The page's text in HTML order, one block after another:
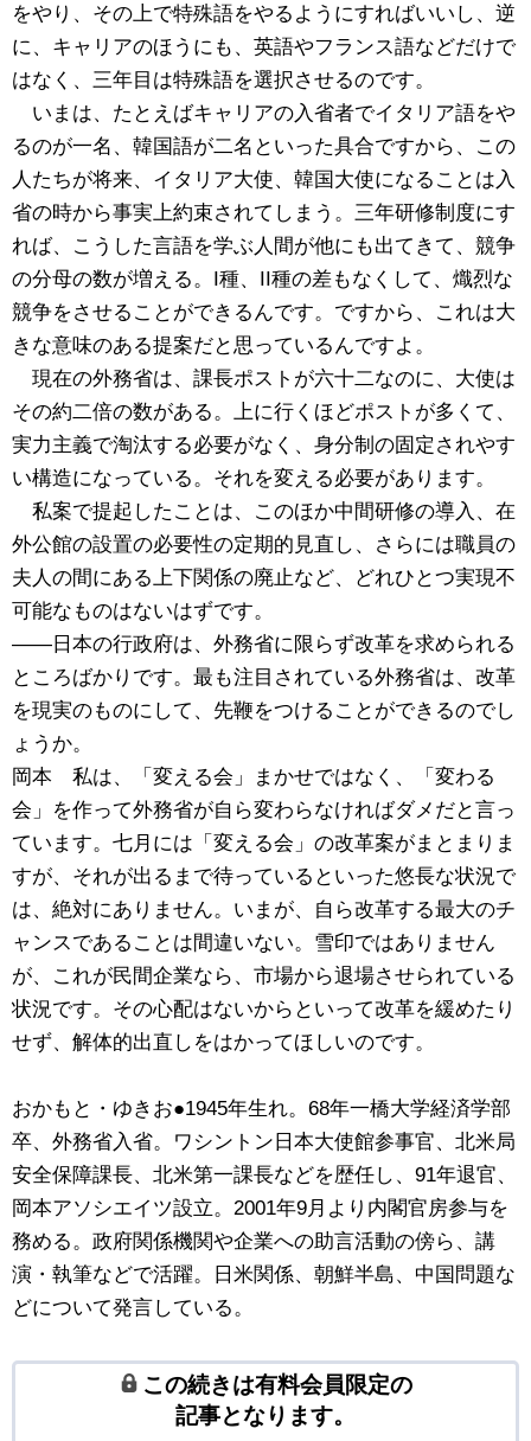
をやり、その上で特殊語をやるようにすればいいし、逆
に、キャリアのほうにも、英語やフランス語などだけで
はなく、三年目は特殊語を選択させるのです。
いまは、たとえばキャリアの入省者でイタリア語をや
るのが一名、韓国語が二名といった具合ですから、この
人たちが将来、イタリア大使、韓国大使になることは入
省の時から事実上約束されてしまう。三年研修制度にす
れば、こうした言語を学ぶ人間が他にも出てきて、競争
の分母の数が増える。I種、II種の差もなくして、熾烈な
競争をさせることができるんです。ですから、これは大
きな意味のある提案だと思っているんですよ。
現在の外務省は、課長ポストが六十二なのに、大使は
その約二倍の数がある。上に行くほどポストが多くて、
実力主義で淘汰する必要がなく、身分制の固定されやす
い構造になっている。それを変える必要があります。
私案で提起したことは、このほか中間研修の導入、在
外公館の設置の必要性の定期的見直し、さらには職員の
夫人の間にある上下関係の廃止など、どれひとつ実現不
可能なものはないはずです。
――日本の行政府は、外務省に限らず改革を求められる
ところばかりです。最も注目されている外務省は、改革
を現実のものにして、先鞭をつけることができるのでし
ょうか。
岡本 私は、「変える会」まかせではなく、「変わる
会」を作って外務省が自ら変わらなければダメだと言っ
ています。七月には「変える会」の改革案がまとまりま
すが、それが出るまで待っているといった悠長な状況で
は、絶対にありません。いまが、自ら改革する最大のチ
ャンスであることは間違いない。雪印ではありません
が、これが民間企業なら、市場から退場させられている
状況です。その心配はないからといって改革を緩めたり
せず、解体的出直しをはかってほしいのです。
おかもと・ゆきお●1945年生れ。68年一橋大学経済学部
卒、外務省入省。ワシントン日本大使館参事官、北米局
安全保障課長、北米第一課長などを歴任し、91年退官、
岡本アソシエイツ設立。2001年9月より内閣官房参与を
務める。政府関係機関や企業への助言活動の傍ら、講
演・執筆などで活躍。日米関係、朝鮮半島、中国問題な
どについて発言している。
この続きは有料会員限定の
記事となります。